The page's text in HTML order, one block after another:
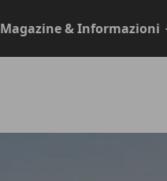
Magazine & Informazioni